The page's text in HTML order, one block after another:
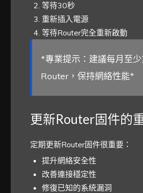
等待30秒
重新插入電源
等待Router完全重新啟動
*專業提示：建議每月至
Router，保持網絡性能*
更新Router固件的
定期更新Router固件很重要：
提升網絡安全性
改善連接穩定性
修復已知的系統漏洞